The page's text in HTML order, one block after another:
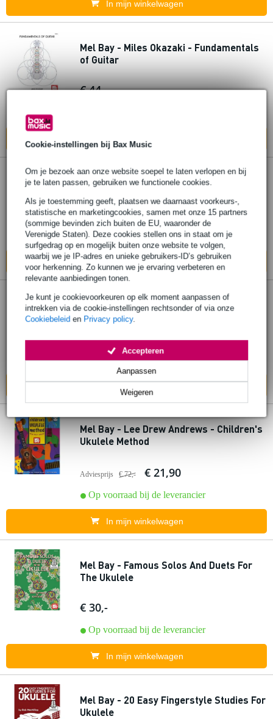
Cookie-instellingen bij Bax Music
Om je bezoek aan onze website soepel te laten verlopen en bij
je te laten passen, gebruiken we functionele cookies.
Als je toestemming geeft, plaatsen we daarnaast voorkeurs-,
statistische en marketingcookies, samen met onze 15 partners
(sommige bevinden zich buiten de EU, waaronder de
Verenigde Staten). Deze cookies stellen ons in staat om je
surfgedrag op en mogelijk buiten onze website te volgen,
waarbij we je IP-adres en unieke gebruikers-ID’s gebruiken
voor herkenning. Zo kunnen we je ervaring verbeteren en
relevante aanbiedingen tonen.
Je kunt je cookievoorkeuren op elk moment aanpassen of
intrekken via de cookie-instellingen rechtsonder of via onze
Cookiebeleid en Privacy policy.
Weigeren
Aanpassen
Accepteren
In mijn winkelwagen
Mel Bay - Miles Okazaki - Fundamentals
of Guitar
€ 44,-
Mel Bay Ukulele Chords
€ 17,10
Op voorraad bij de leverancier
In mijn winkelwagen
Mel Bay Banjo Tenor Chords boek
Adviesprijs € 28,- € 21,90
Op voorraad bij de leverancier
In mijn winkelwagen
Mel Bay - Lee Drew Andrews - Children's
Ukulele Method
Adviesprijs € 72,- € 21,90
Op voorraad bij de leverancier
In mijn winkelwagen
Mel Bay - Famous Solos And Duets For
The Ukulele
€ 30,-
Op voorraad bij de leverancier
In mijn winkelwagen
Mel Bay - 20 Easy Fingerstyle Studies For
Ukulele